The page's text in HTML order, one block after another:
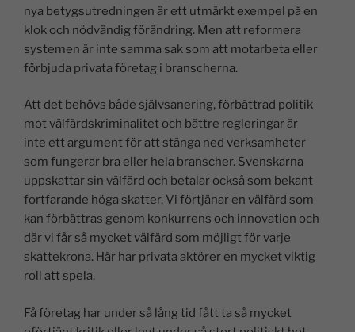
nya betygsutredningen är ett utmärkt exempel på en
klok och nödvändig förändring. Men att reformera
systemen är inte samma sak som att motarbeta eller
förbjuda privata företag i branscherna.
Att det behövs både självsanering, förbättrad politik
mot välfärdskriminalitet och bättre regleringar är
inte ett argument för att stänga ned verksamheter
som fungerar bra eller hela branscher. Svenskarna
uppskattar sin välfärd och betalar också som bekant
fortfarande höga skatter. Vi förtjänar en välfärd som
kan förbättras genom konkurrens och innovation och
där vi får så mycket välfärd som möjligt för varje
skattekrona. Här har privata aktörer en mycket viktig
roll att spela.
Få företag har under så lång tid fått ta så mycket